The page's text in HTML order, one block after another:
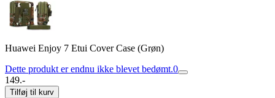
Huawei Enjoy 7 Etui Cover Case (Grøn)
Dette produkt er endnu ikke blevet bedømt.0
149.-
Tilføj til kurv